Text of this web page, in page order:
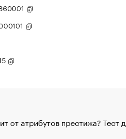
от атрибутов престижа? Тест